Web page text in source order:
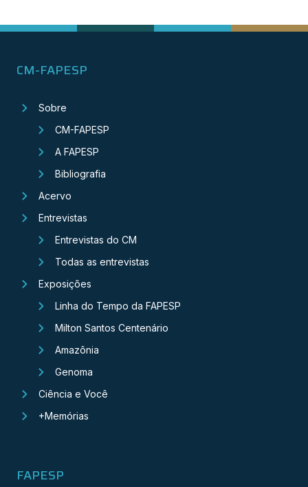
CM-FAPESP
Sobre
CM-FAPESP
A FAPESP
Bibliografia
Acervo
Entrevistas
Entrevistas do CM
Todas as entrevistas
Exposições
Linha do Tempo da FAPESP
Milton Santos Centenário
Amazônia
Genoma
Ciência e Você
+Memórias
FAPESP